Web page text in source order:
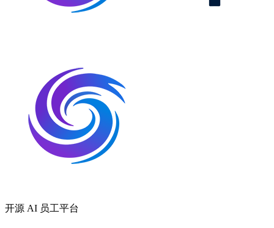
开源 AI 员工平台